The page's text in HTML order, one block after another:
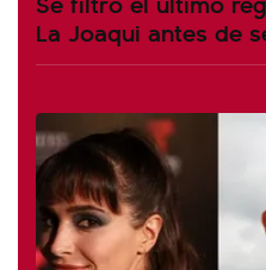
La Joaqui antes de